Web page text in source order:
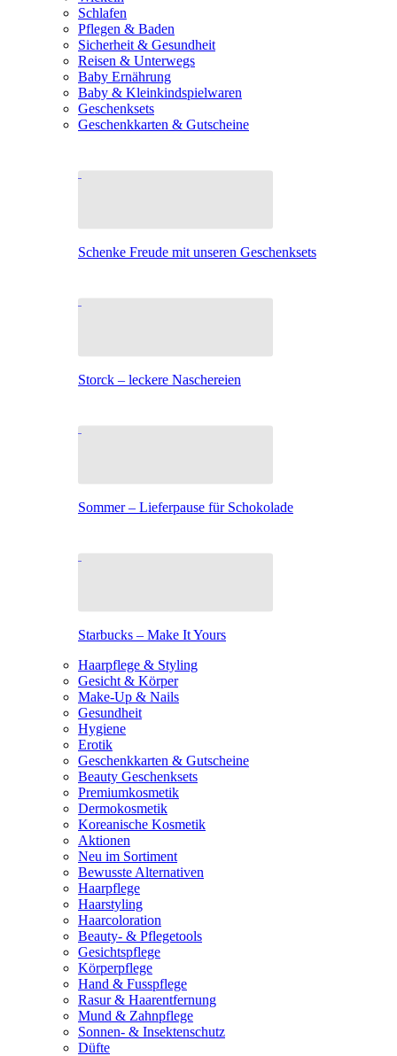
Schlafen
Pflegen & Baden
Sicherheit & Gesundheit
Reisen & Unterwegs
Baby Ernährung
Baby & Kleinkindspielwaren
Geschenksets
Geschenkkarten & Gutscheine
Schenke Freude mit unseren Geschenksets
Storck – leckere Naschereien
Sommer – Lieferpause für Schokolade
Starbucks – Make It Yours
Haarpflege & Styling
Gesicht & Körper
Make-Up & Nails
Gesundheit
Hygiene
Erotik
Geschenkkarten & Gutscheine
Beauty Geschenksets
Premiumkosmetik
Dermokosmetik
Koreanische Kosmetik
Aktionen
Neu im Sortiment
Bewusste Alternativen
Haarpflege
Haarstyling
Haarcoloration
Beauty- & Pflegetools
Gesichtspflege
Körperpflege
Hand & Fusspflege
Rasur & Haarentfernung
Mund & Zahnpflege
Sonnen- & Insektenschutz
Düfte